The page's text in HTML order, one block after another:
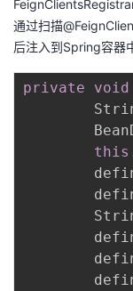
注
开
发
的
Programs
我
的
通过扫描
后注入到Spring容器
private void
this